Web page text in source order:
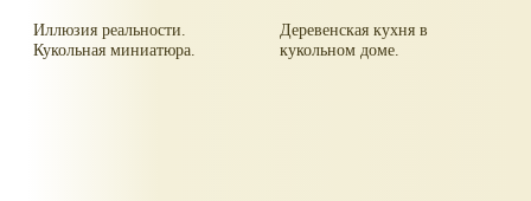
Иллюзия реальности.
Кукольная миниатюра.
Деревенская кухня в
кукольном доме.